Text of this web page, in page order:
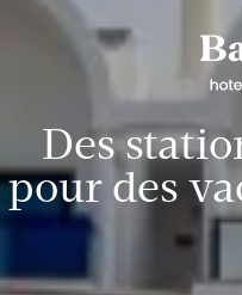
Des
pour des